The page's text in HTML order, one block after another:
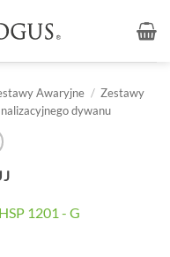
Awaryjne / Zestawy
dywanu